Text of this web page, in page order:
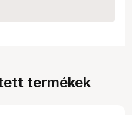
termékek